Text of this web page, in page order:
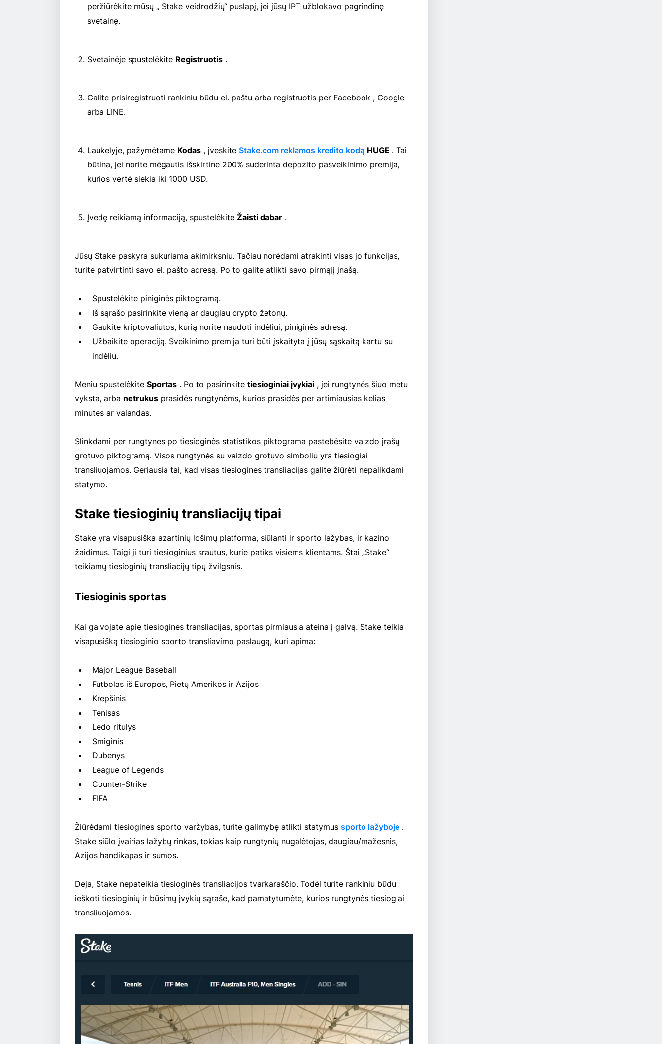
peržiūrėkite mūsų „ Stake veidrodžių“ puslapį, jei jūsų IPT užblokavo pagrindinę
svetainę.
Svetainėje spustelėkite Registruotis .
Galite prisiregistruoti rankiniu būdu el. paštu arba registruotis per Facebook , Google
arba LINE.
Laukelyje, pažymėtame Kodas , įveskite Stake.com reklamos kredito kodą HUGE . Tai
būtina, jei norite mėgautis išskirtine 200% suderinta depozito pasveikinimo premija,
kurios vertė siekia iki 1000 USD.
Įvedę reikiamą informaciją, spustelėkite Žaisti dabar .
Jūsų Stake paskyra sukuriama akimirksniu. Tačiau norėdami atrakinti visas jo funkcijas,
turite patvirtinti savo el. pašto adresą. Po to galite atlikti savo pirmąjį įnašą.
Spustelėkite piniginės piktogramą.
Iš sąrašo pasirinkite vieną ar daugiau crypto žetonų.
Gaukite kriptovaliutos, kurią norite naudoti indėliui, piniginės adresą.
Užbaikite operaciją. Sveikinimo premija turi būti įskaityta į jūsų sąskaitą kartu su
indėliu.
Meniu spustelėkite Sportas . Po to pasirinkite tiesioginiai įvykiai , jei rungtynės šiuo metu
vyksta, arba netrukus prasidės rungtynėms, kurios prasidės per artimiausias kelias
minutes ar valandas.
Slinkdami per rungtynes po tiesioginės statistikos piktograma pastebėsite vaizdo įrašų
grotuvo piktogramą. Visos rungtynės su vaizdo grotuvo simboliu yra tiesiogiai
transliuojamos. Geriausia tai, kad visas tiesiogines transliacijas galite žiūrėti nepalikdami
statymo.
Stake tiesioginių transliacijų tipai
Stake yra visapusiška azartinių lošimų platforma, siūlanti ir sporto lažybas, ir kazino
žaidimus. Taigi ji turi tiesioginius srautus, kurie patiks visiems klientams. Štai „Stake“
teikiamų tiesioginių transliacijų tipų žvilgsnis.
Tiesioginis sportas
Kai galvojate apie tiesiogines transliacijas, sportas pirmiausia ateina į galvą. Stake teikia
visapusišką tiesioginio sporto transliavimo paslaugą, kuri apima:
Major League Baseball
Futbolas iš Europos, Pietų Amerikos ir Azijos
Krepšinis
Tenisas
Ledo ritulys
Smiginis
Dubenys
League of Legends
Counter-Strike
FIFA
Žiūrėdami tiesiogines sporto varžybas, turite galimybę atlikti statymus sporto lažyboje .
Stake siūlo įvairias lažybų rinkas, tokias kaip rungtynių nugalėtojas, daugiau/mažesnis,
Azijos handikapas ir sumos.
Deja, Stake nepateikia tiesioginės transliacijos tvarkaraščio. Todėl turite rankiniu būdu
ieškoti tiesioginių ir būsimų įvykių sąraše, kad pamatytumėte, kurios rungtynės tiesiogiai
transliuojamos.